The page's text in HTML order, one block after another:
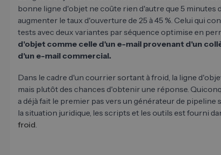
bonne ligne d'objet ne coûte rien d'autre que 5 minutes
augmenter le taux d'ouverture de 25 à 45 %. Celui qui
tests avec deux variantes par séquence optimise en
d'objet comme celle d'un e-mail provenant d'un
d'un e-mail commercial.
Dans le cadre d'un courrier sortant à froid, la ligne
mais plutôt des chances d'obtenir une réponse.
a déjà fait le premier pas vers un générateur de pipeline
la situation juridique, les scripts et les outils est fourni
froid.